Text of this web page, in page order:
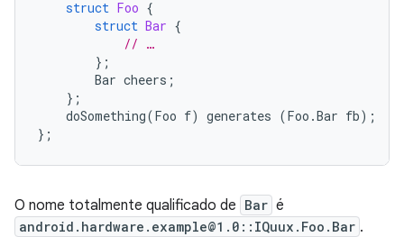
struct Foo {
struct Bar {
// …
};
Bar cheers ;
};
doSomething(Foo f) generates (Foo .Bar fb);
};
O nome totalmente qualificado de Bar é
android.hardware.example@1.0::IQuux.Foo.Bar .